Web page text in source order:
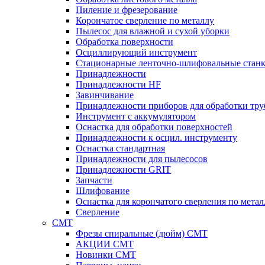
Пиление и фрезерование
Корончатое сверление по металлу
Пылесос для влажной и сухой уборки
Обработка поверхности
Осциллирующий инструмент
Стационарные ленточно-шлифовальные
Принадлежности
Принадлежности HF
Завинчивание
Принадлежности приборов для обработки
Инструмент с аккумулятором
Оснастка для обработки поверхностей
Принадлежности к осцил. инструменту
Оснастка стандартная
Принадлежности для пылесосов
Принадлежности GRIT
Запчасти
Шлифование
Оснастка для корончатого сверления по
Сверление
CMT
Фрезы спиральные (дюйм) СМТ
АКЦИИ СМТ
Новинки CMT